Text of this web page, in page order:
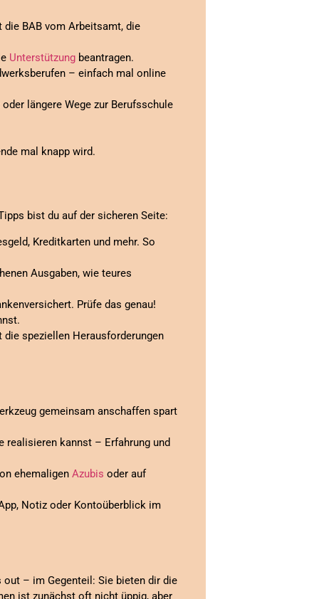
die BAB vom Arbeitsamt, die
Unterstützung beantragen.
– einfach mal online
längere Wege zur Berufsschule
mal knapp wird.
bist du auf der sicheren Seite:
Kreditkarten und mehr. So
Ausgaben, wie teures
Prüfe das genau!
die speziellen Herausforderungen
gemeinsam anschaffen spart
realisieren kannst – Erfahrung und
ehemaligen Azubis oder auf
Notiz oder Kontoüberblick im
– im Gegenteil: Sie bieten dir die
ist zunächst oft nicht üppig, aber